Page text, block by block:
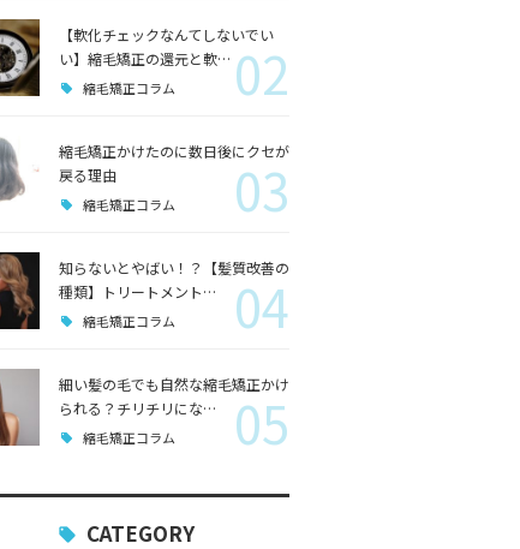
【軟化チェックなんてしないでい
い】縮毛矯正の還元と軟…
縮毛矯正コラム 02
縮毛矯正かけたのに数日後にクセが
戻る理由
縮毛矯正コラム 03
知らないとやばい！？【髪質改善の
種類】トリートメント…
縮毛矯正コラム 04
細い髪の毛でも自然な縮毛矯正かけ
られる？チリチリにな…
縮毛矯正コラム 05
CATEGORY